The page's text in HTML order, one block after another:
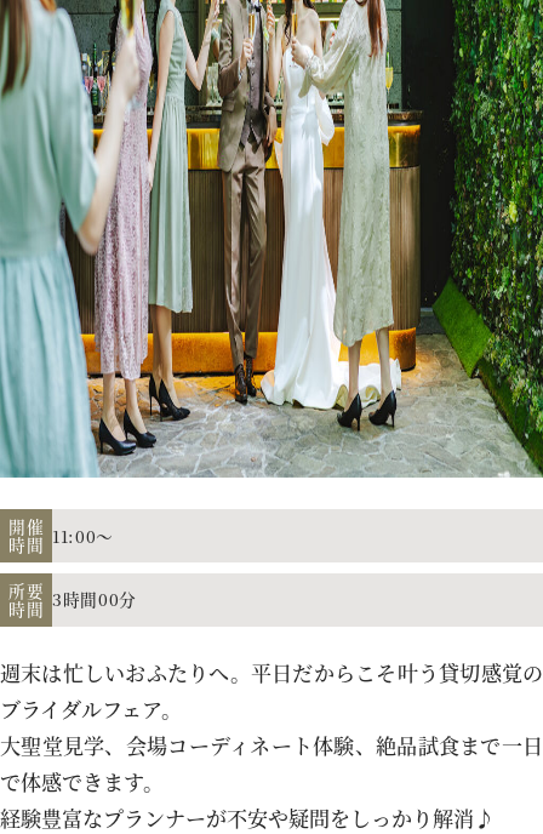
フォトガイドツアー
ブライダルフェア
ニュース
パーティレポート
アクセス
よくあるご質問
お電話でのご予約・お問い合わせ
TEL.011-633-1111
平日 11:00-19:00、土日祝 10:00-19:00
開催
時間 11:00～
所要
時間 3時間00分
週末は忙しいおふたりへ。平日だからこそ叶う貸切感覚の
ブライダルフェア。
大聖堂見学、会場コーディネート体験、絶品試食まで一日
で体感できます。
経験豊富なプランナーが不安や疑問をしっかり解消♪